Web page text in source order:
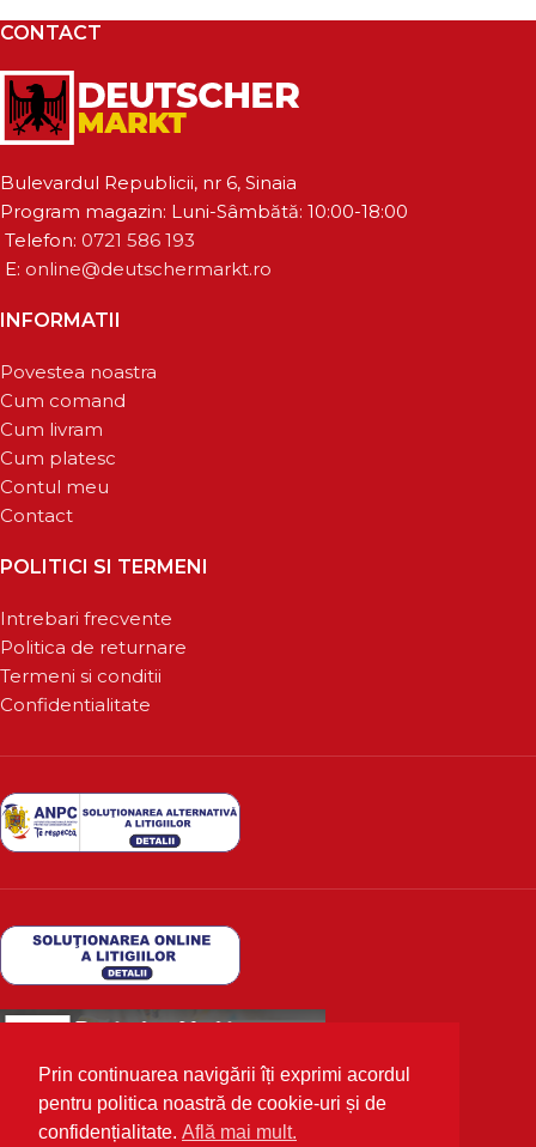
Prin continuarea navigării îți exprimi acordul
pentru politica noastră de cookie-uri și de
confidențialitate. Află mai mult.
CONTACT
Bulevardul Republicii, nr 6, Sinaia
Program magazin: Luni-Sâmbătă: 10:00-18:00
Telefon: 0721 586 193
E: online@deutschermarkt.ro
INFORMATII
Povestea noastra
Cum comand
Cum livram
Cum platesc
Contul meu
Contact
POLITICI SI TERMENI
Intrebari frecvente
Politica de returnare
Termeni si conditii
Confidentialitate